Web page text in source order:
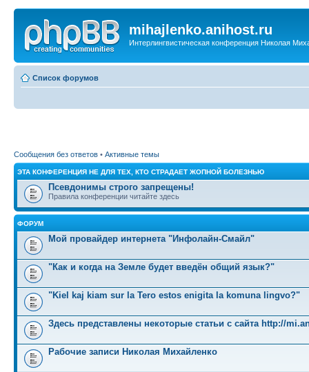
mihajlenko.anihost.ru
Интерлингвистическая конференция Николая
Список форумов
Сообщения без ответов • Активные темы
ЭТА КОНФЕРЕНЦИЯ НЕ ДЛЯ ТЕХ, КТО СТРАДАЕТ ЖОПНОЙ БОЛЕЗНЬЮ
Псевдонимы строго запрещены!
Правила конференции читайте здесь
ФОРУМ
Мой провайдер интернета "Инфолайн-Смайл"
"Как и когда на Земле будет введён общий язык?"
"Kiel kaj kiam sur la Tero estos enigita la komuna lingvo?"
Здесь представлены некоторые статьи с сайта http://
Рабочие записи Николая Михайленко